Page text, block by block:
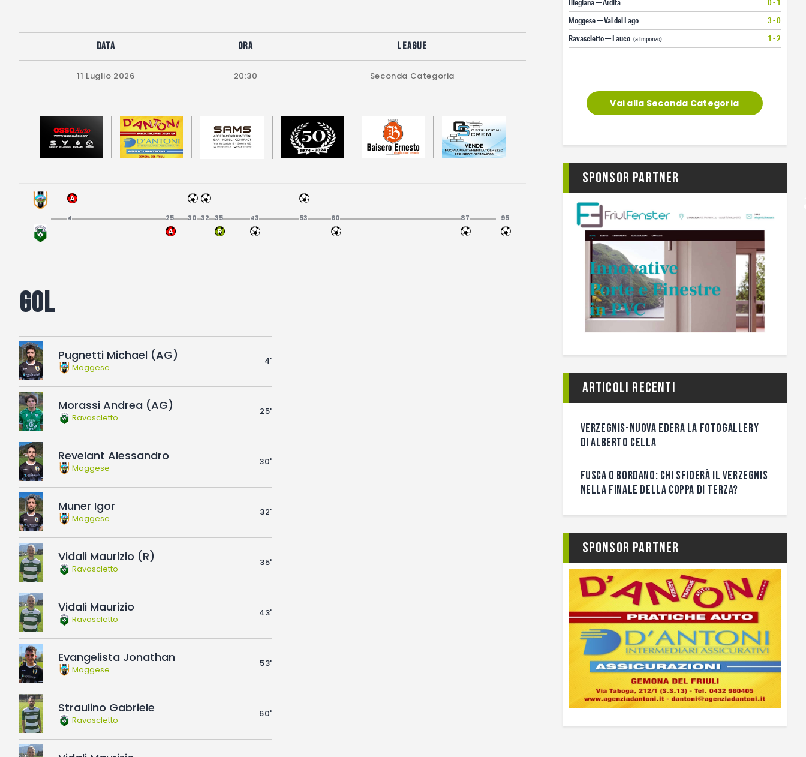
Data Ora League
11 Luglio 2026 20:30 Seconda Categoria
4 25 30 32 35 43 53 60 87 95
Gol
Pugnetti Michael (AG)
Moggese
4'
Morassi Andrea (AG)
Ravascletto
25'
Revelant Alessandro
Moggese
30'
Muner Igor
Moggese
32'
Vidali Maurizio (R)
Ravascletto
35'
Vidali Maurizio
Ravascletto
43'
Evangelista Jonathan
Moggese
53'
Straulino Gabriele
Ravascletto
60'
Illegiana — Ardita
0 - 1
Moggese — Val del Lago
3 - 0
Ravascletto — Lauco (a Imponzo) 1 - 2
Vai alla Seconda Categoria
Sponsor Partner
Articoli recenti
VERZEGNIS-NUOVA EDERA LA FOTOGALLERY
DI ALBERTO CELLA
FUSCA O BORDANO: CHI SFIDERÀ IL VERZEGNIS
NELLA FINALE DELLA COPPA DI TERZA?
Sponsor Partner